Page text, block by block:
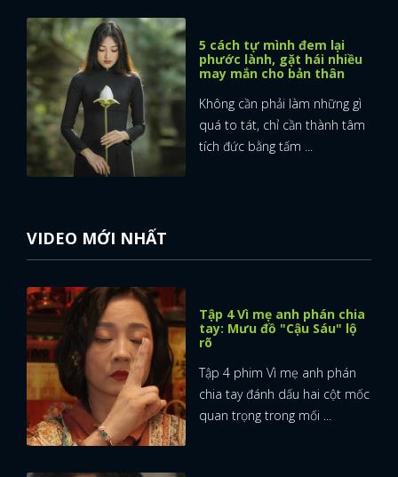
5 cách tự mình đem lại
phước lành, gặt hái nhiều
may mắn cho bản thân
Không cần phải làm những gì
quá to tát, chỉ cần thành tâm
tích đức bằng tấm ...
VIDEO MỚI NHẤT
Tập 4 Vì mẹ anh phán chia
tay: Mưu đồ "Cậu Sáu" lộ
rõ
Tập 4 phim Vì mẹ anh phán
chia tay đánh dấu hai cột mốc
quan trọng trong mối ...